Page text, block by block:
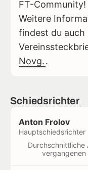
FT-Community!
Weitere
findest du auch
Novg..
Schiedsrichter
Anton Frolov
Hauptschiedsrichter
Durchschnittliche
vergangenen